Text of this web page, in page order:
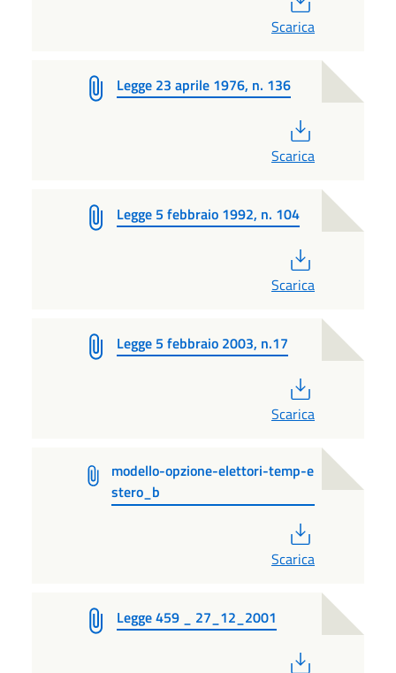
Scarica
Legge 23 aprile 1976, n. 136
Scarica
Legge 5 febbraio 1992, n. 104
Scarica
Legge 5 febbraio 2003, n.17
Scarica
modello-opzione-elettori-temp-e
stero_b
Scarica
Legge 459 _ 27_12_2001